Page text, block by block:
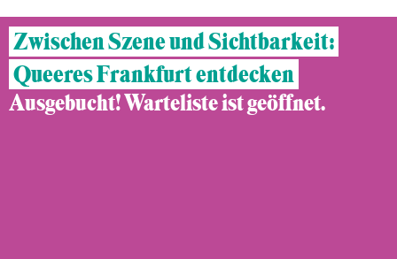
Zwischen Szene und Sichtbarkeit:
Queeres Frankfurt entdecken
Ausgebucht! Warteliste ist geöffnet.